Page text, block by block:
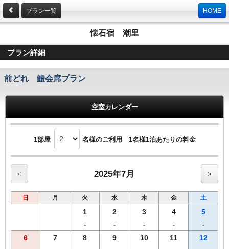
プラン一覧 HOME
懐石宿 潮里
プラン詳細
前どれ 鱧会席プラン
空室カレンダー
1部屋 名様のご利用 1名様1泊あたりの料金
< 2025年7月 >
日 月 火 水 木 金 土
1
-
2
-
3
-
4
-
5
-
6 7 8 9 10 11 12